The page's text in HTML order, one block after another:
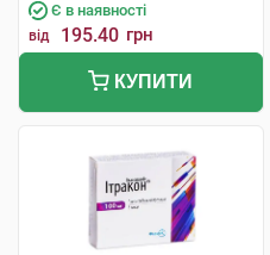
Є в наявності
від 195.40 грн
КУПИТИ